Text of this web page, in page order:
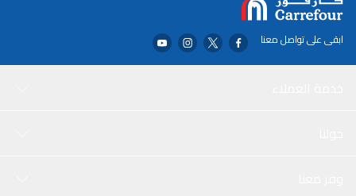
ابقى على تواصل معنا